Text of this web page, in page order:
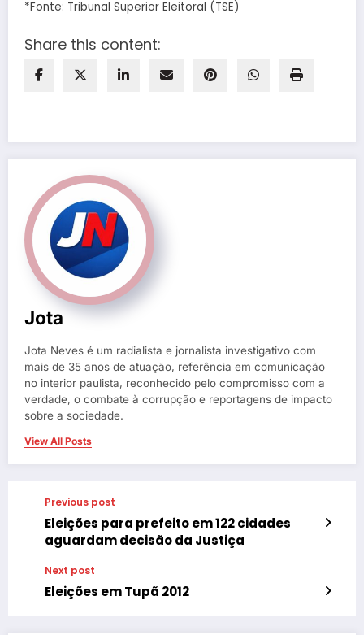
*Fonte: Tribunal Superior Eleitoral (TSE)
Share this content:
Jota
Jota Neves é um radialista e jornalista investigativo com
mais de 35 anos de atuação, referência em comunicação
no interior paulista, reconhecido pelo compromisso com a
verdade, o combate à corrupção e reportagens de impacto
sobre a sociedade.
View All Posts
Previous post
Eleições para prefeito em 122 cidades
aguardam decisão da Justiça
Next post
Eleições em Tupã 2012